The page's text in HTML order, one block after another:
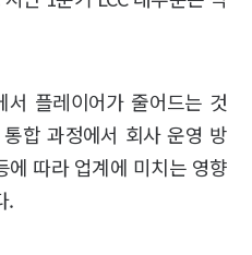
서 플레이어가 줄어드는 것
합 과정에서 회사 운영 방
에 따라 업계에 미치는 영향
.